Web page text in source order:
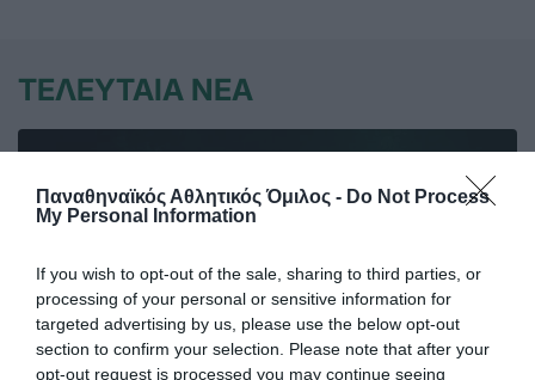
Παναθηναϊκός Αθλητικός Όμιλος - Do Not Process
My Personal Information
If you wish to opt-out of the sale, sharing to third parties, or
processing of your personal or sensitive information for
targeted advertising by us, please use the below opt-out
section to confirm your selection. Please note that after your
opt-out request is processed you may continue seeing
ΤΕΛΕΥΤΑΙΑ ΝΕΑ